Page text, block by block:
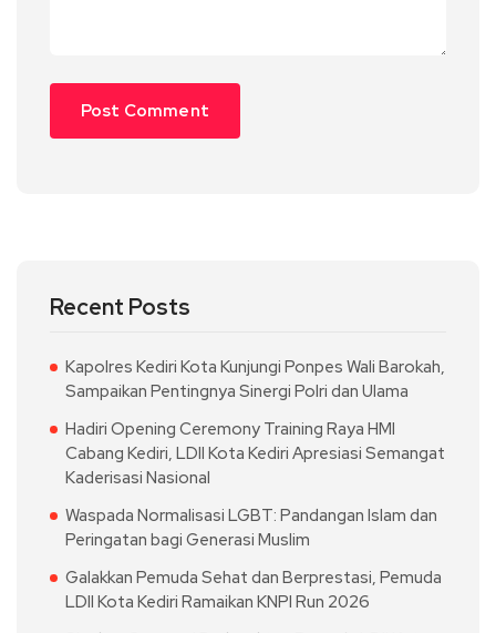
Recent Posts
Kapolres Kediri Kota Kunjungi Ponpes Wali Barokah,
Sampaikan Pentingnya Sinergi Polri dan Ulama
Hadiri Opening Ceremony Training Raya HMI
Cabang Kediri, LDII Kota Kediri Apresiasi Semangat
Kaderisasi Nasional
Waspada Normalisasi LGBT: Pandangan Islam dan
Peringatan bagi Generasi Muslim
Galakkan Pemuda Sehat dan Berprestasi, Pemuda
LDII Kota Kediri Ramaikan KNPI Run 2026